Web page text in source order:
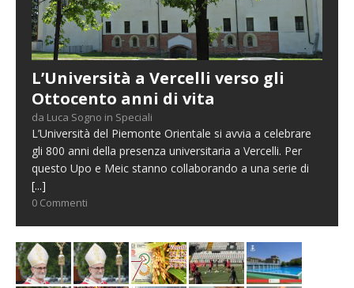
L’Università a Vercelli verso gli
Ottocento anni di vita
da Luca Sogno in Speciali
L’Università del Piemonte Orientale si avvia a celebrare
gli 800 anni della presenza universitaria a Vercelli. Per
questo Upo e Meic stanno collaborando a una serie di
[...]
0 Commenti